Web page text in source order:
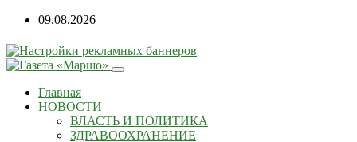
09.08.2026
Главная
НОВОСТИ
ВЛАСТЬ И ПОЛИТИКА
ЗДРАВООХРАНЕНИЕ